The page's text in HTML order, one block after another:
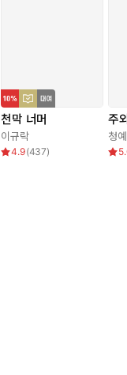
천막 너머
이규락
4.9(437)
주
청예